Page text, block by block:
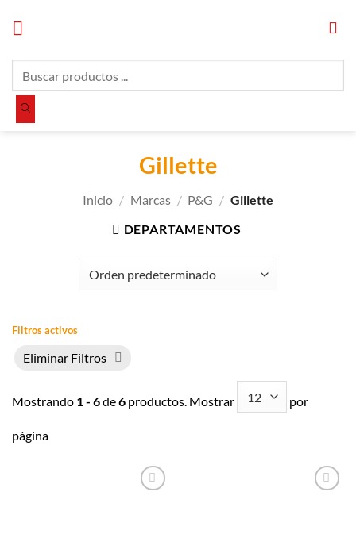
productos
Gillette
Inicio / Marcas / P&G / Gillette
DEPARTAMENTOS
Filtros activos
Eliminar Filtros
Mostrando 1 - 6de6 productos. Mostrar por
página